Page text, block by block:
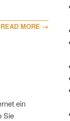
READ MORE →
ein
Sie